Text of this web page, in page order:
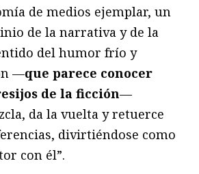
de medios ejemplar, un
de la narrativa y de la
del humor frío y
—que parece conocer
de la ficción—
da la vuelta y retuerce
divirtiéndose como
con él”.